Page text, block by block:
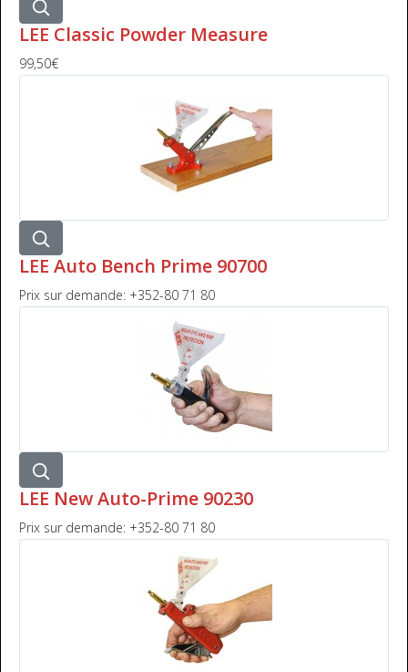
LEE Classic Powder Measure
99,50€
LEE Auto Bench Prime 90700
Prix sur demande: +352-80 71 80
LEE New Auto-Prime 90230
Prix sur demande: +352-80 71 80